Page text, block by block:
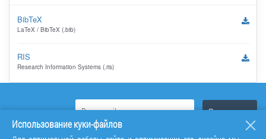
BibTeX
LaTeX / BibTeX (.bib)
RIS
Research Information Systems (.ris)
Использование куки-файлов